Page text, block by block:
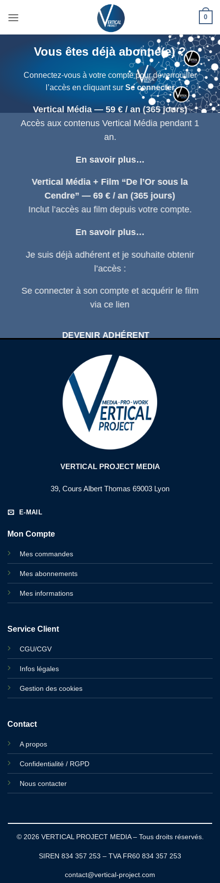
0
Vous êtes déjà abonné(e) ?
Connectez-vous à votre compte pour déverrouiller
l’accès en cliquant sur Se connecter
Vertical Média — 59 € / an (365 jours)
Accès aux contenus Vertical Média pendant 1
an.
En savoir plus…
Vertical Média + Film “De l’Or sous la
Cendre” — 69 € / an (365 jours)
Inclut l’accès au film depuis votre compte.
En savoir plus…
Je suis déjà adhérent et je souhaite obtenir
l’accès :
Se connecterà son compte et acquérir le film
via ce lien
DEVENIR ADHÉRENT
SE CONNECTER À SON COMPTE
D'ADHÉRENT
VERTICAL PROJECT MEDIA
39, Cours Albert Thomas 69003 Lyon
E-MAIL
Mon Compte
Mes commandes
Mes abonnements
Mes informations
Service Client
CGU/CGV
Infos légales
Gestion des cookies
Contact
A propos
Confidentialité / RGPD
Nous contacter
© 2026 VERTICAL PROJECT MEDIA – Tous droits réservés.
SIREN 834 357 253 – TVA FR60 834 357 253
contact@vertical-project.com